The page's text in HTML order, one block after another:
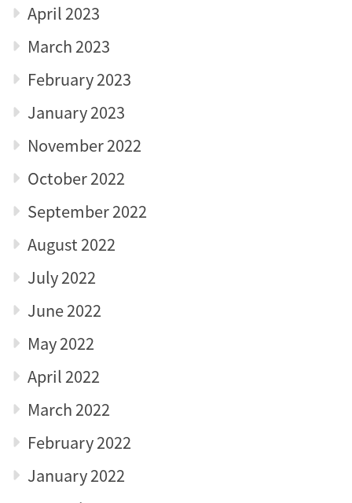
April 2023
March 2023
February 2023
January 2023
November 2022
October 2022
September 2022
August 2022
July 2022
June 2022
May 2022
April 2022
March 2022
February 2022
January 2022